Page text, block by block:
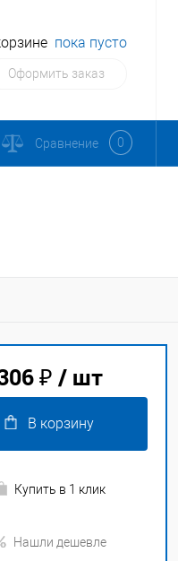
пока пусто
Оформить заказ
Сравнение 0
₽ / шт
В корзину
Купить в 1 клик
Нашли дешевле